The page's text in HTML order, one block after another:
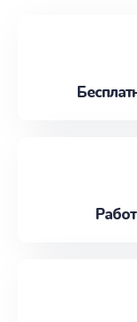
наилучшим